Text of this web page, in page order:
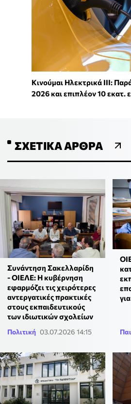
Κινούμαι Ηλεκτρικά ΙΙΙ:
2026 και επιπλέον 10
ΣΧΕΤΙΚΆ ΆΡΘΡΑ
Συνάντηση Σακελλαρίδη
- ΟΙΕΛΕ: Η κυβέρνηση
εφαρμόζει τις χειρότερες
αντεργατικές πρακτικές
στους εκπαιδευτικούς
των ιδιωτικών σχολείων
Πολιτική 03.07.2026 14:15